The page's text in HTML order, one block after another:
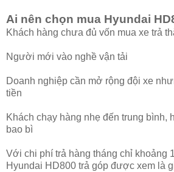
Ai nên chọn mua Hyundai
Khách hàng chưa đủ vốn mua xe trả
Người mới vào nghề vận tải
Doanh nghiệp cần mở rộng đội xe
tiền
Khách chạy hàng nhẹ đến trung bình,
bao bì
Với chi phí trả hàng tháng chỉ khoảng
Hyundai HD800 trả góp được xem là